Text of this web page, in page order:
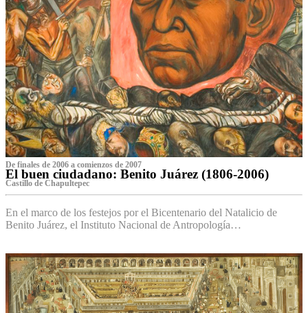
De finales de 2006 a comienzos de 2007
El buen ciudadano: Benito Juárez (1806-2006)
Castillo de Chapultepec
En el marco de los festejos por el Bicentenario del Natalicio de
Benito Juárez, el Instituto Nacional de Antropología…